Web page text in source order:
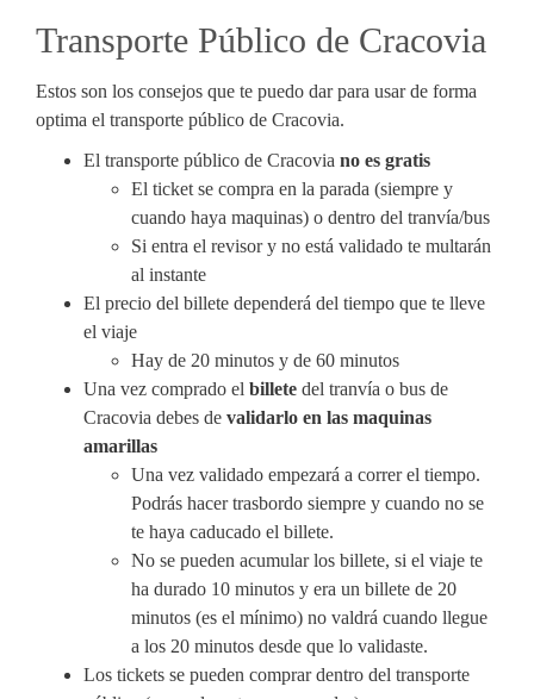
Transporte Público de Cracovia
Estos son los consejos que te puedo dar para usar de forma
optima el transporte público de Cracovia.
El transporte público de Cracovia no es gratis
El ticket se compra en la parada (siempre y
cuando haya maquinas) o dentro del tranvía/bus
Si entra el revisor y no está validado te multarán
al instante
El precio del billete dependerá del tiempo que te lleve
el viaje
Hay de 20 minutos y de 60 minutos
Una vez comprado el billete del tranvía o bus de
Cracovia debes de validarlo en las maquinas
amarillas
Una vez validado empezará a correr el tiempo.
Podrás hacer trasbordo siempre y cuando no se
te haya caducado el billete.
No se pueden acumular los billete, si el viaje te
ha durado 10 minutos y era un billete de 20
minutos (es el mínimo) no valdrá cuando llegue
a los 20 minutos desde que lo validaste.
Los tickets se pueden comprar dentro del transporte